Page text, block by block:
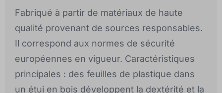
Fabriqué à partir de matériaux de haute
qualité provenant de sources responsables.
Il correspond aux normes de sécurité
européennes en vigueur. Caractéristiques
principales : des feuilles de plastique dans
un étui en bois développent la dextérité et la